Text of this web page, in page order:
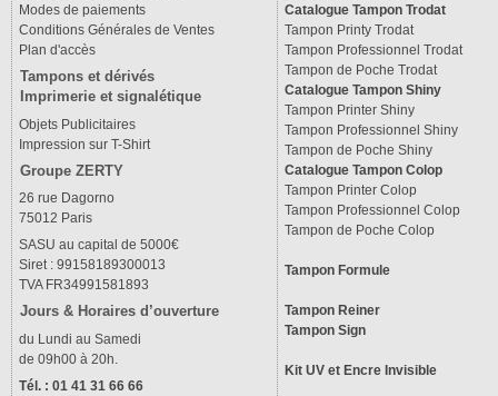
Modes de paiements
Conditions Générales de Ventes
Plan d'accès
Tampons et dérivés
Imprimerie et signalétique
Objets Publicitaires
Impression sur T-Shirt
Groupe ZERTY
26 rue Dagorno
75012 Paris
SASU au capital de 5000€
Siret : 99158189300013
TVA FR34991581893
Jours & Horaires d’ouverture
du Lundi au Samedi
de 09h00 à 20h.
Tél. : 01 41 31 66 66
Catalogue Tampon Trodat
Tampon Printy Trodat
Tampon Professionnel Trodat
Tampon de Poche Trodat
Catalogue Tampon Shiny
Tampon Printer Shiny
Tampon Professionnel Shiny
Tampon de Poche Shiny
Catalogue Tampon Colop
Tampon Printer Colop
Tampon Professionnel Colop
Tampon de Poche Colop
Tampon Formule
Tampon Reiner
Tampon Sign
Kit UV et Encre Invisible